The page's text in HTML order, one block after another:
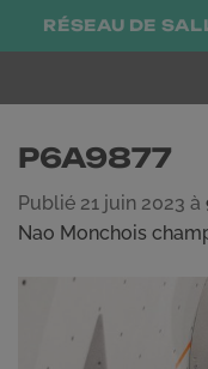
PasserRÉSEAU DE
P6A9877
Publié 21 juin 2023 à
Nao Monchois